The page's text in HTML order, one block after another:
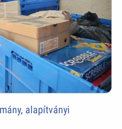
alapítványi